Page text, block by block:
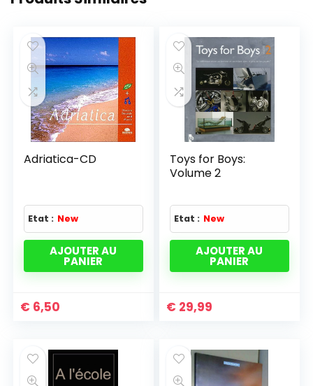
Adriatica-CD
Etat : New
AJOUTER AU
PANIER
€ 6,50
Toys for Boys:
Volume 2
Etat : New
AJOUTER AU
PANIER
€ 29,99